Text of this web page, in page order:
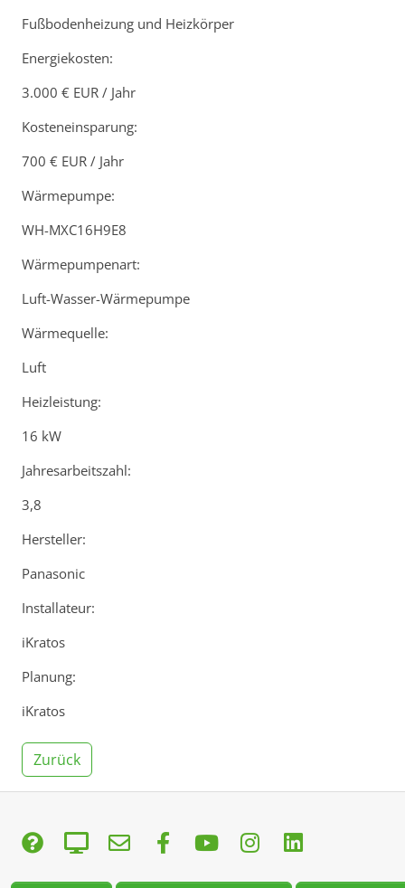
Fußbodenheizung und Heizkörper
Energiekosten:
3.000 € EUR / Jahr
Kosteneinsparung:
700 € EUR / Jahr
Wärmepumpe:
WH-MXC16H9E8
Wärmepumpenart:
Luft-Wasser-Wärmepumpe
Wärmequelle:
Luft
Heizleistung:
16 kW
Jahresarbeitszahl:
3,8
Hersteller:
Panasonic
Installateur:
iKratos
Planung:
iKratos
Zurück